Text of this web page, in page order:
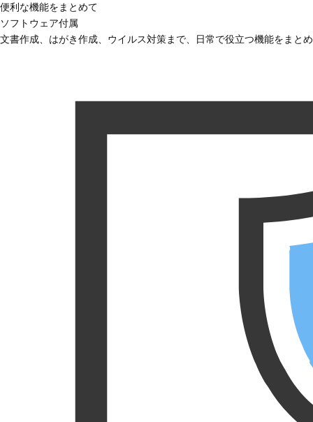
便利な機能をまとめて
ソフトウェア付属
文書作成、はがき作成、ウイルス対策まで、日常で役立つ機能をまと